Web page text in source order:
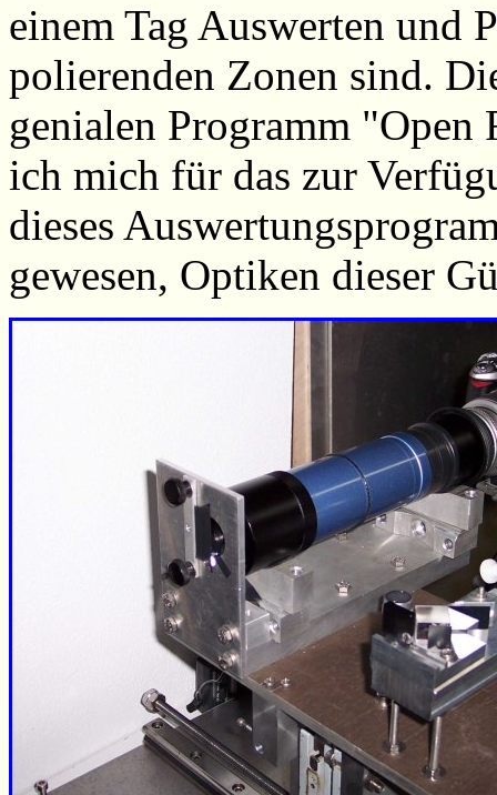
einem Tag Auswerten und
polierenden Zonen sind.
genialen Programm "Open
ich mich für das zur
dieses
gewesen, Optiken dieser